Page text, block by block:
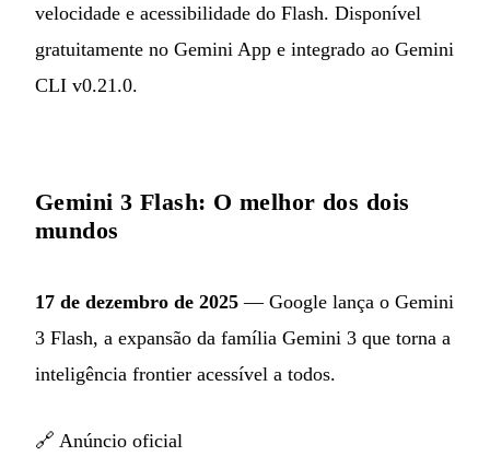
velocidade e acessibilidade do Flash. Disponível
gratuitamente no Gemini App e integrado ao Gemini
CLI v0.21.0.
Gemini 3 Flash: O melhor dos dois
mundos
17 de dezembro de 2025 — Google lança o Gemini
3 Flash, a expansão da família Gemini 3 que torna a
inteligência frontier acessível a todos.
🔗 Anúncio oficial